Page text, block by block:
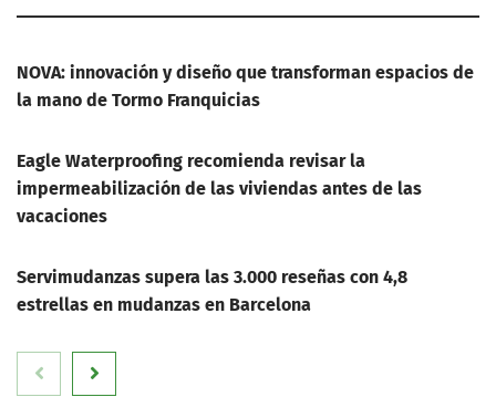
NOVA: innovación y diseño que transforman espacios de
la mano de Tormo Franquicias
Eagle Waterproofing recomienda revisar la
impermeabilización de las viviendas antes de las
vacaciones
Servimudanzas supera las 3.000 reseñas con 4,8
estrellas en mudanzas en Barcelona